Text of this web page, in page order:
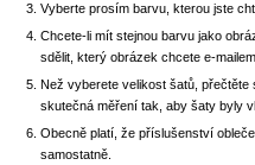
Vyberte prosím barvu, kterou jste
Chcete-li mít stejnou barvu jako
sdělit, který obrázek chcete e-mailem.
Než vyberete velikost šatů, přečtěte
skutečná měření tak, aby šaty byly
Obecně platí, že příslušenství
samostatně.